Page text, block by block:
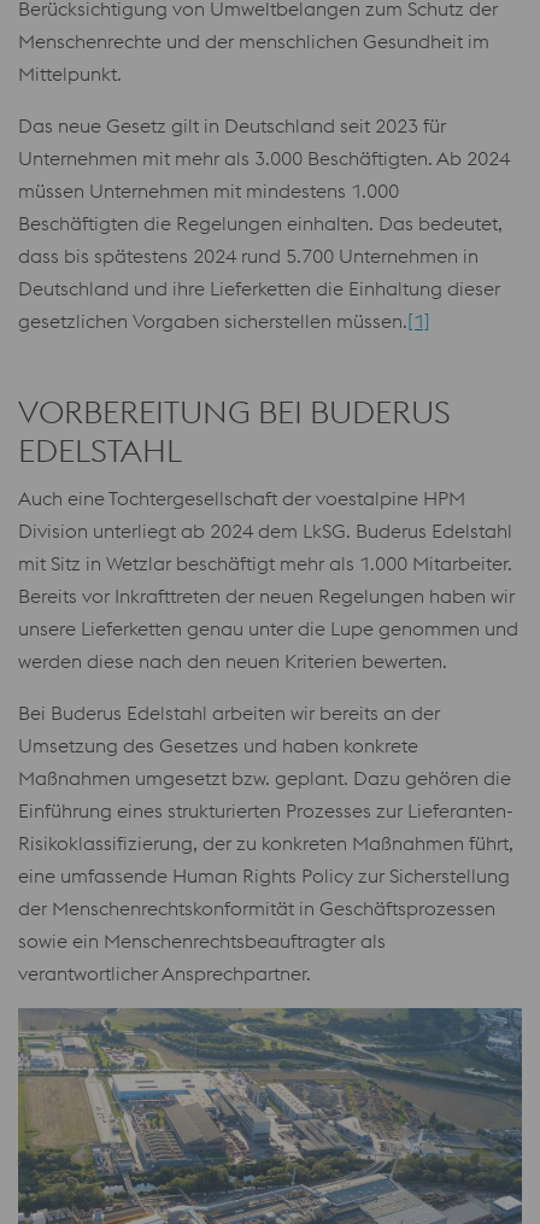
Berücksichtigung von Umweltbelangen zum Schutz der
Menschenrechte und der menschlichen Gesundheit im
Mittelpunkt.
Das neue Gesetz gilt in Deutschland seit 2023 für
Unternehmen mit mehr als 3.000 Beschäftigten. Ab 2024
müssen Unternehmen mit mindestens 1.000
Beschäftigten die Regelungen einhalten. Das bedeutet,
dass bis spätestens 2024 rund 5.700 Unternehmen in
Deutschland und ihre Lieferketten die Einhaltung dieser
gesetzlichen Vorgaben sicherstellen müssen.[1]
VORBEREITUNG BEI BUDERUS
EDELSTAHL
Auch eine Tochtergesellschaft der voestalpine HPM
Division unterliegt ab 2024 dem LkSG. Buderus Edelstahl
mit Sitz in Wetzlar beschäftigt mehr als 1.000 Mitarbeiter.
Bereits vor Inkrafttreten der neuen Regelungen haben wir
unsere Lieferketten genau unter die Lupe genommen und
werden diese nach den neuen Kriterien bewerten.
Bei Buderus Edelstahl arbeiten wir bereits an der
Umsetzung des Gesetzes und haben konkrete
Maßnahmen umgesetzt bzw. geplant. Dazu gehören die
Einführung eines strukturierten Prozesses zur Lieferanten-
Risikoklassifizierung, der zu konkreten Maßnahmen führt,
eine umfassende Human Rights Policy zur Sicherstellung
der Menschenrechtskonformität in Geschäftsprozessen
sowie ein Menschenrechtsbeauftragter als
verantwortlicher Ansprechpartner.